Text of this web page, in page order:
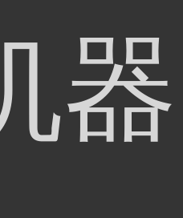
器